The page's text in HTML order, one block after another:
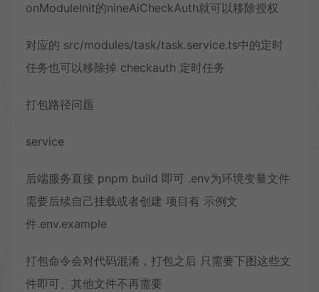
onModuleInit的nineAiCheckAuth就可以移除授权
对应的 src/modules/task/task.service.ts中的定时
任务也可以移除掉 checkauth 定时任务
打包路径问题
service
后端服务直接 pnpm build 即可 .env为环境变量文件
需要后续自己挂载或者创建 项目有 示例文
件.env.example
打包命令会对代码混淆，打包之后 只需要下图这些文
件即可、其他文件不再需要